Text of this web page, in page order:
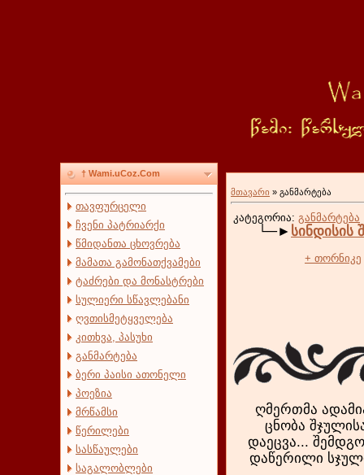
† Wami.uCoz.Com
თავფურცელი
ჩვენი პატრიარქი
წმიდანთა ცხოვრება
მამათა გამონათქვამები
ტაძრები და მონასტრები
სულიერი სწავლებანი
ღვთისმეტყველება
კითხვა, პასუხი
განმარტება
ბერი პაისი ათონელი
პოეზია
მრწამსი
წერილები
სასწაულები
საგალობლები
მთავარი » განმარტება
კატეგორია: განმარტება
└─► სინდისის
+ თორნიკე
ღმერთმა
ცნობა
დაეცვა...
დაწერილი